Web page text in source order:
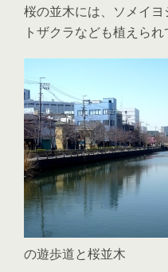
桜の並木には、ソメイ
トザクラなども植えられ
の遊歩道と桜並木